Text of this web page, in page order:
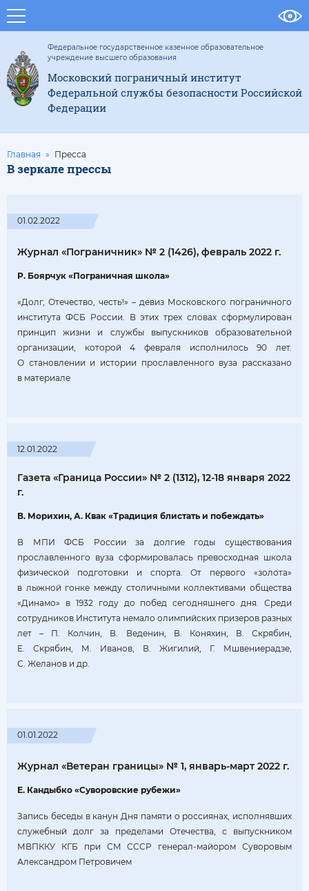
Федеральное государственное казенное образовательное
учреждение высшего образования
Московский пограничный институт
Федеральной службы безопасности Российской
Федерации
Главная Пресса
В зеркале прессы
01.02.2022
Журнал «Пограничник» № 2 (1426), февраль 2022 г.
Р. Боярчук «Пограничная школа»
«Долг, Отечество, честь!» – девиз Московского пограничного
института ФСБ России. В этих трех словах сформулирован
принцип жизни и службы выпускников образовательной
организации, которой 4 февраля исполнилось 90 лет.
О становлении и истории прославленного вуза рассказано
в материале
12.01.2022
Газета «Граница России» № 2 (1312), 12-18 января 2022
г.
В. Морихин, А. Квак «Традиция блистать и побеждать»
В МПИ ФСБ России за долгие годы существования
прославленного вуза сформировалась превосходная школа
физической подготовки и спорта. От первого «золота»
в лыжной гонке между столичными коллективами общества
«Динамо» в 1932 году до побед сегодняшнего дня. Среди
сотрудников Института немало олимпийских призеров разных
лет – П. Колчин, В. Веденин, В. Коняхин, В. Скрябин,
Е. Скрябин, М. Иванов, В. Жигилий, Г. Мшвениерадзе,
С. Желанов и др.
01.01.2022
Журнал «Ветеран границы» № 1, январь-март 2022 г.
Е. Кандыбко «Суворовские рубежи»
Запись беседы в канун Дня памяти о россиянах, исполнявших
служебный долг за пределами Отечества, с выпускником
МВПККУ КГБ при СМ СССР генерал‑майором Суворовым
Александром Петровичем